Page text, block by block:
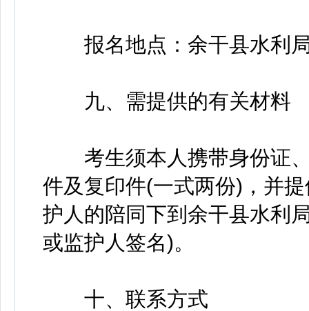
报名地点：余干县水利局
九、需提供的有关材料
考生须本人携带身份证、
件及复印件(一式两份)，并
护人的陪同下到余干县水利
或监护人签名)。
十、联系方式